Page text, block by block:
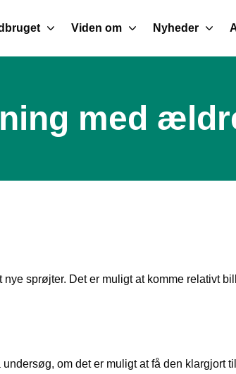
Viden om Nyheder
med
sprøjter. Det er muligt at komme relativt
om det er muligt at få den klargjort